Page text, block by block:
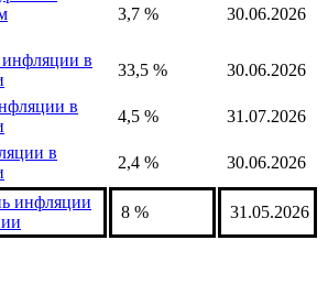
3,7 % 30.06.2026
инфляции в
33,5 %
30.06.2026
в
4,5 %
31.07.2026
в
2,4 % 30.06.2026
инфляции
8 %
31.05.2026